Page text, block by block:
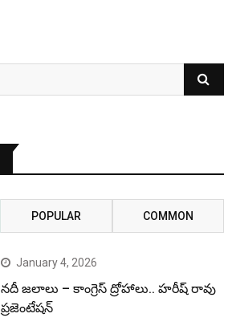
POPULAR COMMON
January 4, 2026
నదీ జలాలు – కాంగ్రెస్ ద్రోహాలు.. హరీష్ రావు
ప్రజెంటేషన్